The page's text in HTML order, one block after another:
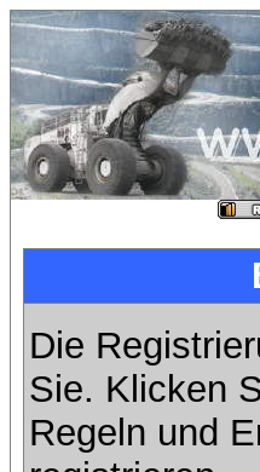
Die
Sie. Klicken
Regeln und